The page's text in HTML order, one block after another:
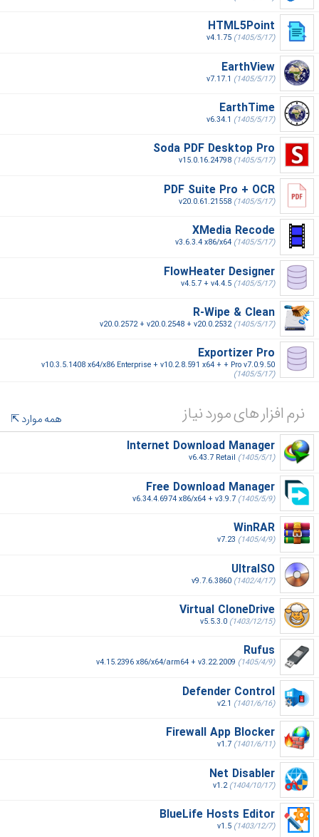
HTML5Point
v4.1.75 (1405/5/17)
EarthView
v7.17.1 (1405/5/17)
EarthTime
v6.34.1 (1405/5/17)
Soda PDF Desktop Pro
v15.0.16.24798 (1405/5/17)
PDF Suite Pro + OCR
v20.0.61.21558 (1405/5/17)
XMedia Recode
v3.6.3.4 x86/x64 (1405/5/17)
FlowHeater Designer
v4.5.7 + v4.4.5 (1405/5/17)
R-Wipe & Clean
v20.0.2572 + v20.0.2548 + v20.0.2532(1405/5/17)
Exportizer Pro
v10.3.5.1408 x64/x86 Enterprise + v10.2.8.591 x64 + + Pro v7.0.9.50
(1405/5/17)
نرم افزار های مورد نیاز
همه موارد
Internet Download Manager
v6.43.7 Retail (1405/5/1)
Free Download Manager
v6.34.4.6974 x86/x64 + v3.9.7 (1405/5/9)
WinRAR
v7.23 (1405/4/9)
UltraISO
v9.7.6.3860 (1402/4/17)
Virtual CloneDrive
v5.5.3.0 (1403/12/15)
Rufus
v4.15.2396 x86/x64/arm64 + v3.22.2009 (1405/4/9)
Defender Control
v2.1 (1401/6/16)
Firewall App Blocker
v1.7 (1401/6/11)
Net Disabler
v1.2(1404/10/17)
BlueLife Hosts Editor
v1.5 (1403/12/7)